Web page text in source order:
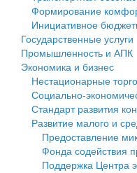
Государственные
Промышленность и АПК
Экономика и бизнес
Символика
Устав
Гостям округа
Туризм
Культура
Образование
муниципального
Администрация
Тверской области
Управление сельскими
Открытые данные
Работа с обращениями
Финансовое управление
Бюджет для граждан
Имущество
Выявление
объектов
Имущественная
Формирование
Инициативное
Государственные услуги
Промышленность и АПК
Экономика и бизнес
Нестационарные
Социально-
Стандарт развития
Развитие малого и
Предоставление
Фонда содействия
Поддержка Центра